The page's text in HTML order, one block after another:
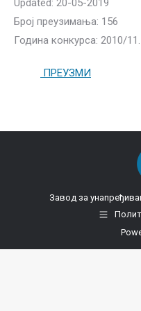
Updated: 20-05-2019
Број преузимања: 156
Година конкурса: 2010/11.
ПРЕУЗМИ
Завод за